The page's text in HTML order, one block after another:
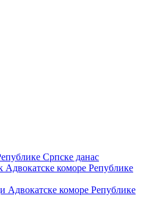
Српске данас
Адвокатске коморе Републике
Адвокатске коморе Републике